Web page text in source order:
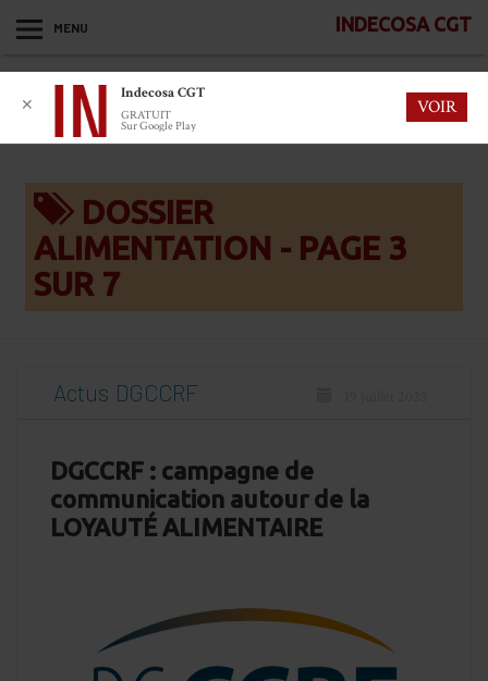
MENU INDECOSA CGT
DOSSIER
ALIMENTATION - PAGE 3
SUR 7
Actus DGCCRF
DGCCRF : campagne de
communication autour de la
LOYAUTÉ ALIMENTAIRE
✕
Indecosa CGT
GRATUIT
Sur Google Play
VOIR